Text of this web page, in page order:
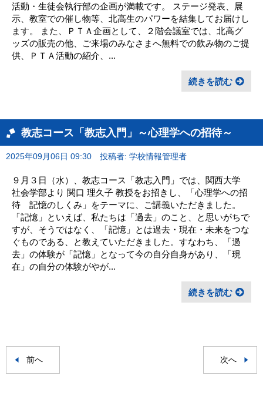
活動・生徒会執行部の企画が満載です。 ステージ発表、展
示、教室での催し物等、北高生のパワーを結集してお届けし
ます。 また、ＰＴＡ企画として、２階会議室では、北高グ
ッズの販売の他、ご来場のみなさまへ無料での飲み物のご提
供、ＰＴＡ活動の紹介、...
続きを読む
教志コース「教志入門」～心理学への招待～
2025年09月06日 09:30 投稿者: 学校情報管理者
９月３日（水）、教志コース「教志入門」では、関西大学
社会学部より 関口 理久子 教授をお招きし、「心理学への招
待 記憶のしくみ」をテーマに、ご講義いただきました。
「記憶」といえば、私たちは「過去」のこと、と思いがちで
すが、そうではなく、「記憶」とは過去・現在・未来をつな
ぐものである、と教えていただきました。すなわち、「過
去」の体験が「記憶」となって今の自分自身があり、「現
在」の自分の体験がやが...
続きを読む
前へ 次へ